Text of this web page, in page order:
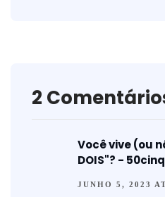
2
Você vive (ou
DOIS"? -
JUNHO 5, 2023